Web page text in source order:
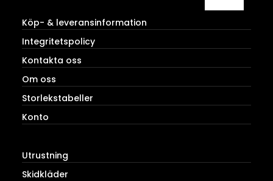
Köp- & leveransinformation
Integritetspolicy
Kontakta oss
Om oss
Storlekstabeller
Konto
Utrustning
Skidkläder